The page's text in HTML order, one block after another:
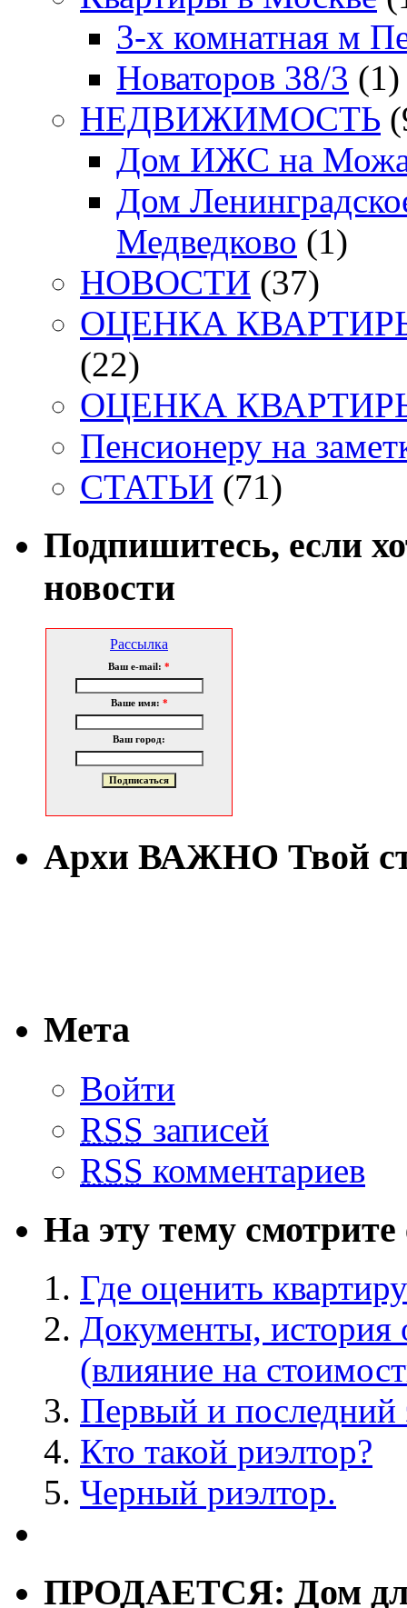
3-х комнатная м
Новаторов 38/3 (1)
НЕДВИЖИМОСТЬ
Дом ИЖС на
Дом
Медведково (1)
НОВОСТИ (37)
ОЦЕНКА КВАРТИРЫ.
(22)
ОЦЕНКА КВАРТИРЫ.
Пенсионеру на
СТАТЬИ (71)
Подпишитесь, если
новости
Рассылка
Ваш e-mail: *
Ваше имя: *
Ваш город:
Архи ВАЖНО Твой
Мета
Войти
RSS записей
RSS комментариев
На эту тему
Где оценить квартиру
Документы, история
(влияние на
Первый и последний
Кто такой риэлтор?
Черный риэлтор.
ПРОДАЕТСЯ: Дом для